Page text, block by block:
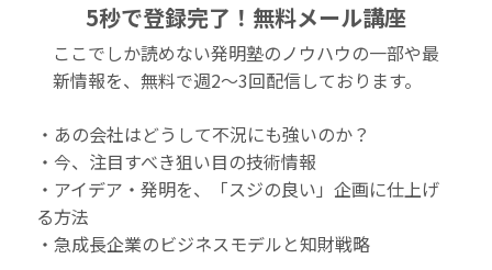
5秒で登録完了！無料メール講座
ここでしか読めない発明塾のノウハウの一部や最
新情報を、無料で週2〜3回配信しております。
・あの会社はどうして不況にも強いのか？
・今、注目すべき狙い目の技術情報
・アイデア・発明を、「スジの良い」企画に仕上げ
る方法
・急成長企業のビジネスモデルと知財戦略